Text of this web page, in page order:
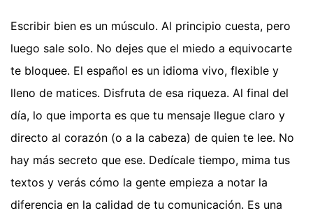
Escribir bien es un músculo. Al principio cuesta, pero
luego sale solo. No dejes que el miedo a equivocarte
te bloquee. El español es un idioma vivo, flexible y
lleno de matices. Disfruta de esa riqueza. Al final del
día, lo que importa es que tu mensaje llegue claro y
directo al corazón (o a la cabeza) de quien te lee. No
hay más secreto que ese. Dedícale tiempo, mima tus
textos y verás cómo la gente empieza a notar la
diferencia en la calidad de tu comunicación. Es una